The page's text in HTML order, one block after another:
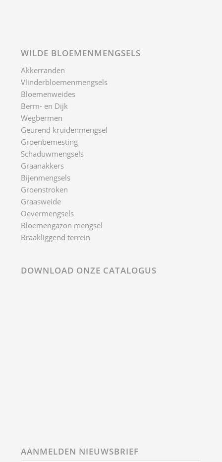
WILDE BLOEMENMENGSELS
Akkerranden
Vlinderbloemenmengsels
Bloemenweides
Berm- en Dijk
Wegbermen
Geurend kruidenmengsel
Groenbemesting
Schaduwmengsels
Graanakkers
Bijenmengsels
Groenstroken
Graasweide
Oevermengsels
Bloemengazon mengsel
Braakliggend terrein
DOWNLOAD ONZE CATALOGUS
AANMELDEN NIEUWSBRIEF